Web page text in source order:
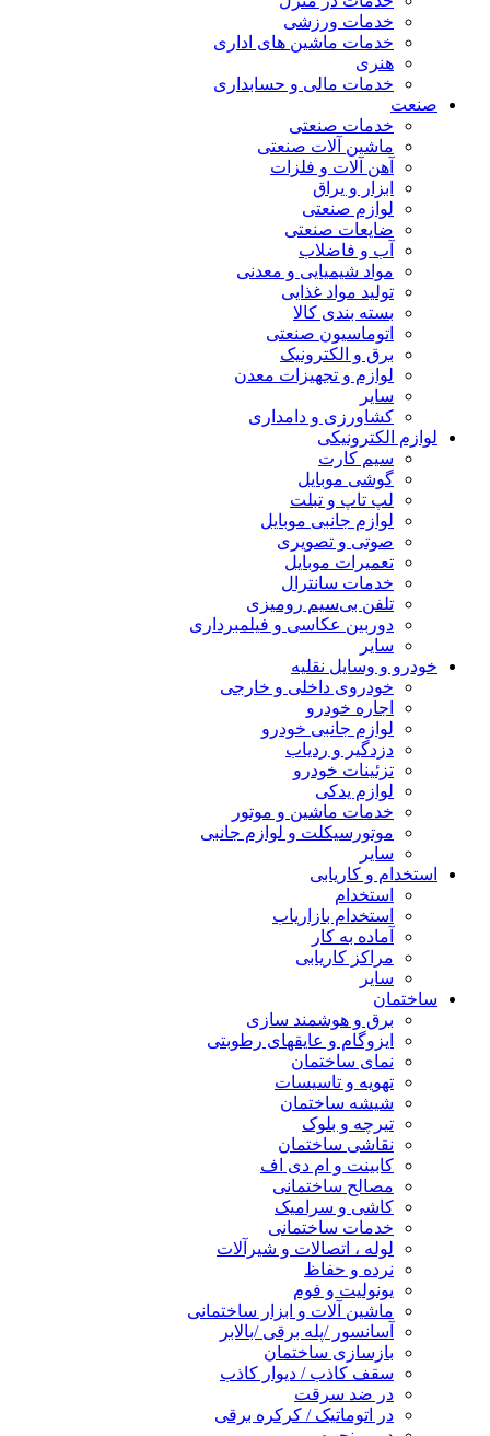
خدمات ورزشی
خدمات ماشین های اداری
هنری
خدمات مالی و حسابداری
صنعت
خدمات صنعتی
ماشین آلات صنعتی
آهن آلات و فلزات
ابزار و یراق
لوازم صنعتی
ضایعات صنعتی
آب و فاضلاب
مواد شیمیایی و معدنی
تولید مواد غذایی
بسته بندی کالا
اتوماسیون صنعتی
برق و الکترونیک
لوازم و تجهیزات معدن
سایر
کشاورزی و دامداری
لوازم الکترونیکی
سیم کارت
گوشی موبایل
لپ تاپ و تبلت
لوازم جانبی موبایل
صوتی و تصویری
تعمیرات موبایل
خدمات سانترال
تلفن بی‌سیم رومیزی
دوربین عکاسی و فیلمبرداری
سایر
خودرو و وسایل نقلیه
خودروی داخلی و خارجی
اجاره خودرو
لوازم جانبی خودرو
دزدگیر و ردیاب
تزئینات خودرو
لوازم یدکی
خدمات ماشین و موتور
موتورسیکلت و لوازم جانبی
سایر
استخدام و کاریابی
استخدام
استخدام بازاریاب
آماده به کار
مراکز کاریابی
سایر
ساختمان
برق و هوشمند سازی
ایزوگام و عایقهای رطوبتی
نمای ساختمان
تهویه و تاسیسات
شیشه ساختمان
تیرچه و بلوک
نقاشی ساختمان
کابینت و ام دی اف
مصالح ساختمانی
کاشی و سرامیک
خدمات ساختمانی
لوله ، اتصالات و شیرآلات
نرده و حفاظ
یونولیت و فوم
ماشین آلات و ابزار ساختمانی
آسانسور /پله برقی /بالابر
بازسازی ساختمان
سقف کاذب / دیوار کاذب
در ضد سرقت
در اتوماتیک / کرکره برقی